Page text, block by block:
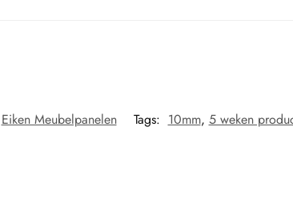
Eiken Meubelpanelen Tags: 10mm, 5 weken